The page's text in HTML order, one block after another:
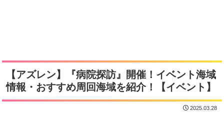
【アズレン】『病院探訪』開催！イベント海域
情報・おすすめ周回海域を紹介！【イベント】
2025.03.28